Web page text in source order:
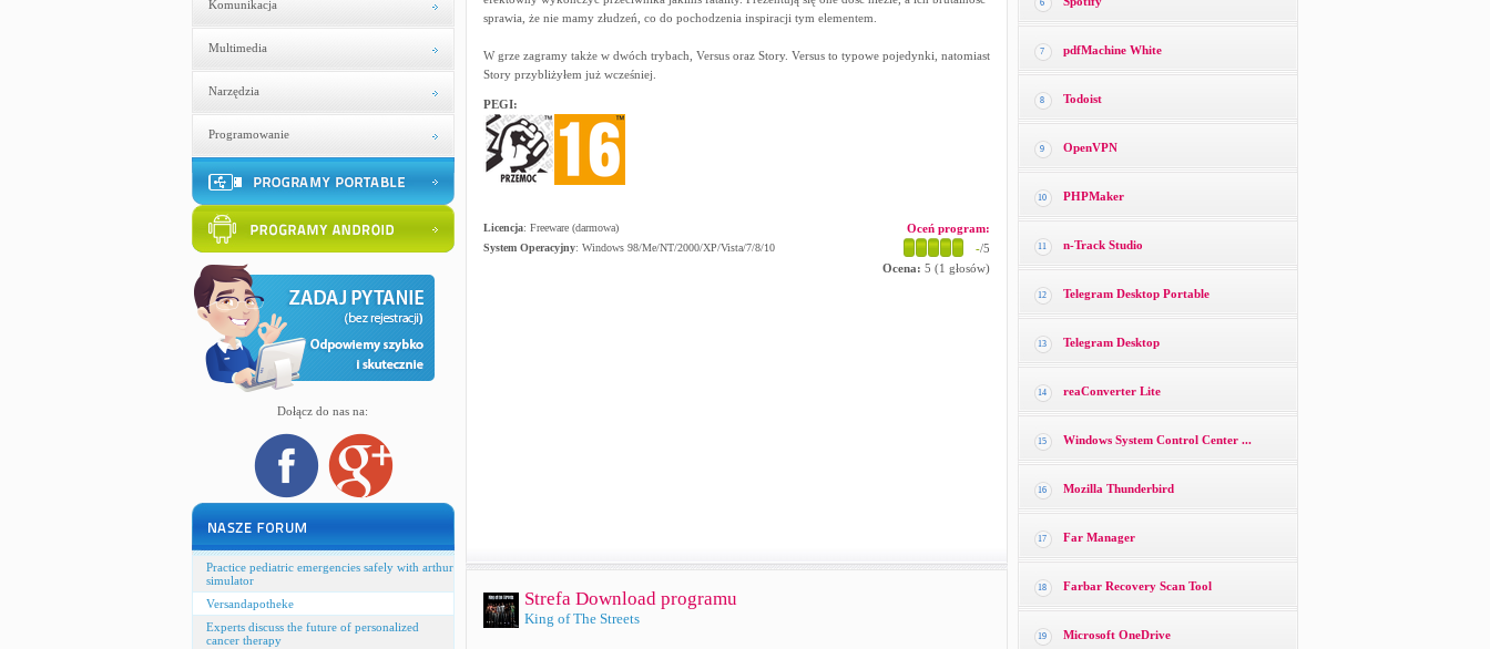
Komunikacja
Multimedia
Narzędzia
Programowanie
Dołącz do nas na:
Practice pediatric emergencies safely with arthur
simulator
Versandapotheke
Experts discuss the future of personalized
cancer therapy
sprawia, że nie mamy złudzeń, co do pochodzenia inspiracji tym elementem.
W grze zagramy także w dwóch trybach, Versus oraz Story. Versus to typowe pojedynki, natomiast
Story przybliżyłem już wcześniej.
PEGI:
Licencja: Freeware (darmowa)
System Operacyjny: Windows 98/Me/NT/2000/XP/Vista/7/8/10
Oceń program:
-/5
Ocena: 5 (1 głosów)
Strefa Download programu
King of The Streets
6
7 pdfMachine White
8 Todoist
9 OpenVPN
10 PHPMaker
11 n-Track Studio
12 Telegram Desktop Portable
13 Telegram Desktop
14 reaConverter Lite
15 Windows System Control Center ...
16 Mozilla Thunderbird
17 Far Manager
18 Farbar Recovery Scan Tool
19 Microsoft OneDrive